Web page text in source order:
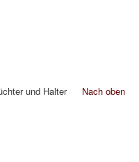
Nach oben
und Halter